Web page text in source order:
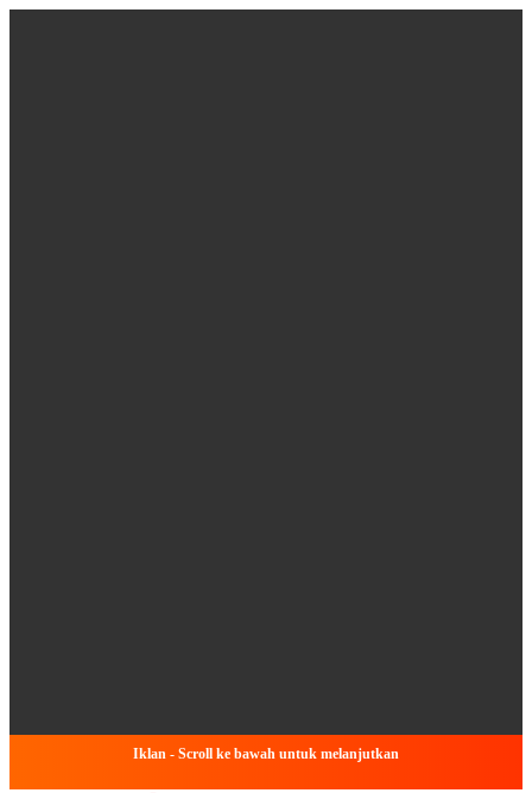
Iklan - Scroll ke bawah untuk melanjutkan